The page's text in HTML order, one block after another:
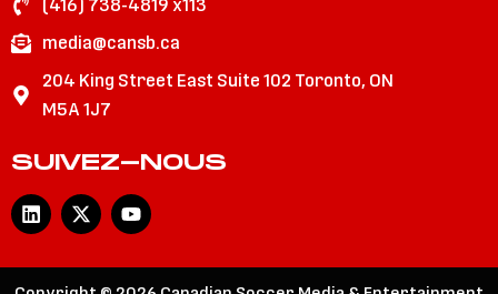
(416) 738-4819 x113
media@cansb.ca
204 King Street East Suite 102 Toronto, ON
M5A 1J7
SUIVEZ-NOUS
L
i
k
X
-
w
i
Y
o
t
u